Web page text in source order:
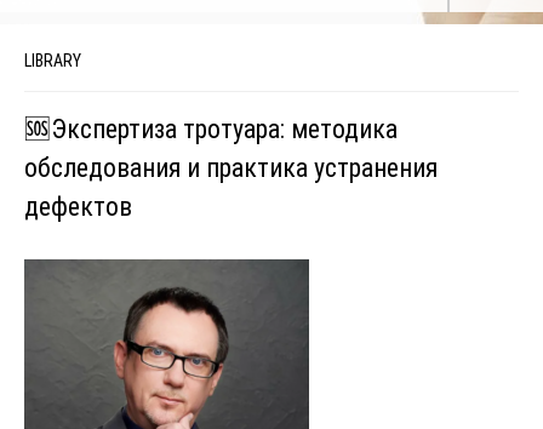
LIBRARY
🆘Экспертиза тротуара: методика
обследования и практика устранения
дефектов